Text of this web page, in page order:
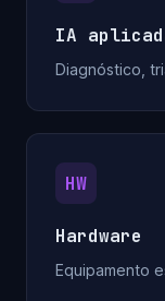
IA
Diagnóstico,
HW
Hardware
Equipamento